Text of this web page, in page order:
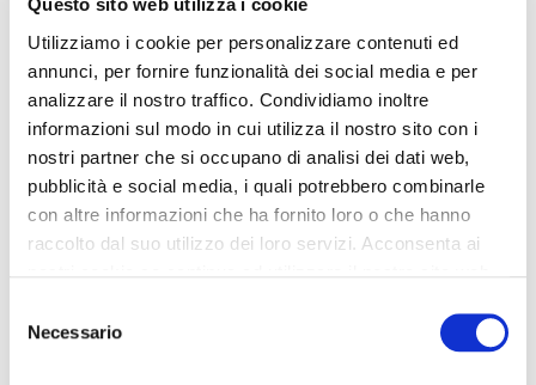
Questo sito web utilizza i cookie
Utilizziamo i cookie per personalizzare contenuti ed
annunci, per fornire funzionalità dei social media e per
analizzare il nostro traffico. Condividiamo inoltre
informazioni sul modo in cui utilizza il nostro sito con i
nostri partner che si occupano di analisi dei dati web,
pubblicità e social media, i quali potrebbero combinarle
con altre informazioni che ha fornito loro o che hanno
raccolto dal suo utilizzo dei loro servizi. Acconsenta ai
delNecessario
avec boucle en tpu et logo
white
95,00 €
-40%
57,00 €
orange
89,00 €
-40%
53,40 €